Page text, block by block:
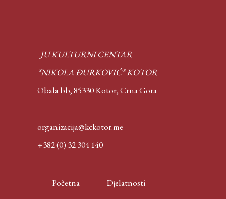
JU KULTURNI CENTAR
“NIKOLA ĐURKOVIĆ” KOTOR
Obala bb, 85330 Kotor,Crna Gora
organizacija@kckotor.me
+382 (0) 32 304 140
Početna Djelatnosti